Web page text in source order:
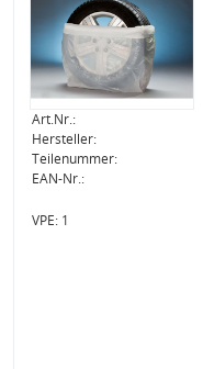
Art.Nr.:
Hersteller:
Teilenummer:
EAN-Nr.:
VPE: 1